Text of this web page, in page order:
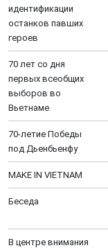
идентификации
останков павших
героев
70 лет со дня
первых всеобщих
выборов во
Вьетнаме
70-летие Победы
под Дьенбьенфу
MAKE IN VIETNAM
Беседа
В центре внимания